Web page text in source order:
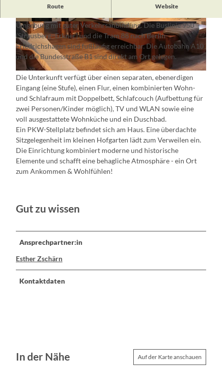
© Esther Zschärn
© Esther Zschärn © Esther Zschärn
Route Website
Die 41 m² große Gästewohnung "Die Kleine Bleibe"liegt in
Umgebung mit guter Verkehrsanbindung. Die Buslinie 950
(Strausberg–Erkner) und die Tram 88 nach Berlin-
Friedrichshagen sind fußläufig erreichbar. Die Autobahn A10
und die Bundesstraße B1 sind direkt am Ort gelegen.
Die Unterkunft verfügt über einen separaten, ebenerdigen
Eingang (eine Stufe), einen Flur, einen kombinierten Wohn-
und Schlafraum mit Doppelbett, Schlafcouch (Aufbettung für
zwei Personen/Kinder möglich), TV und WLAN sowie eine
voll ausgestattete Wohnküche und ein Duschbad.
Ein PKW-Stellplatz befindet sich am Haus. Eine überdachte
Sitzgelegenheit im kleinen Hofgarten lädt zum Verweilen ein.
Die Einrichtung kombiniert moderne und historische
Elemente und schafft eine behagliche Atmosphäre - ein Ort
zum Ankommen & Wohlfühlen!
Gut zu wissen
Ansprechpartner:in
Esther Zschärn
Kontaktdaten
In der Nähe Auf der Karte anschauen